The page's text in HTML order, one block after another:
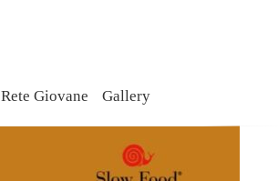
Rete Giovane Gallery